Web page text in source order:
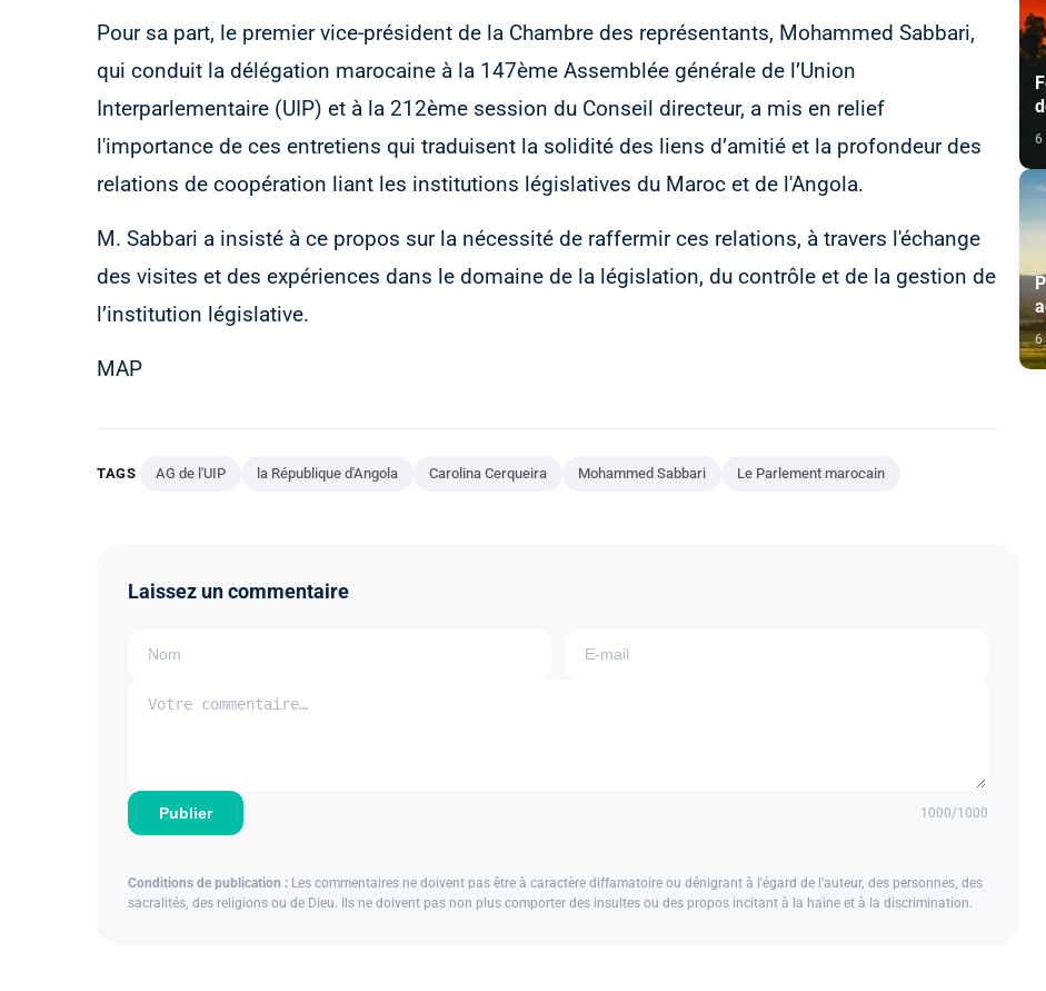
Pour sa part, le premier vice-président de la Chambre des représentants, Mohammed Sabbari,
qui conduit la délégation marocaine à la 147ème Assemblée générale de l’Union
Interparlementaire (UIP) et à la 212ème session du Conseil directeur, a mis en relief
l'importance de ces entretiens qui traduisent la solidité des liens d’amitié et la profondeur des
relations de coopération liant les institutions législatives du Maroc et de l'Angola.
M. Sabbari a insisté à ce propos sur la nécessité de raffermir ces relations, à travers l'échange
des visites et des expériences dans le domaine de la législation, du contrôle et de la gestion de
l’institution législative.
MAP
TAGS AG de l'UIP la République d'Angola Carolina Cerqueira Mohammed Sabbari Le Parlement marocain
Laissez un commentaire
Publier 1000/1000
Conditions de publication : Les commentaires ne doivent pas être à caractère diffamatoire ou dénigrant à l'égard de l'auteur, des personnes, des
sacralités, des religions ou de Dieu. Ils ne doivent pas non plus comporter des insultes ou des propos incitant à la haine et à la discrimination.
6
6